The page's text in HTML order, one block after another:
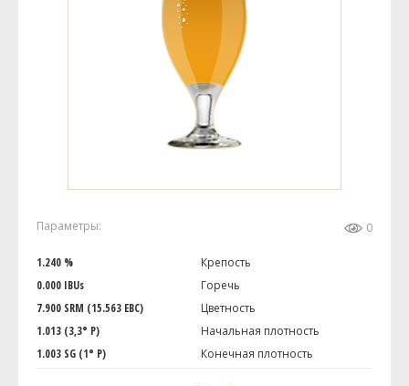
Параметры: 0
1.240 %
Крепость
0.000 IBUs
Горечь
7.900 SRM (15.563 EBC)
Цветность
1.013 (3,3° P)
Начальная плотность
1.003 SG (1° P)
Конечная плотность